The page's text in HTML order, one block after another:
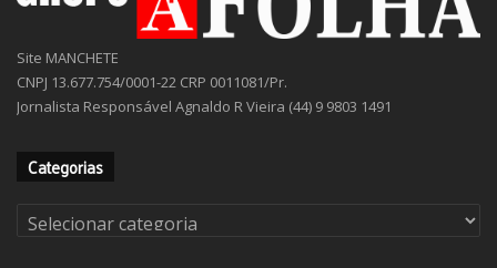
Site MANCHETE
CNPJ 13.677.754/0001-22 CRP 0011081/Pr.
Jornalista Responsável Agnaldo R Vieira (44) 9 9803 1491
Categorias
Categorias